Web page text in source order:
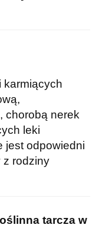
karmiących
chorobą nerek
leki
jest odpowiedni
z rodziny
tarcza w